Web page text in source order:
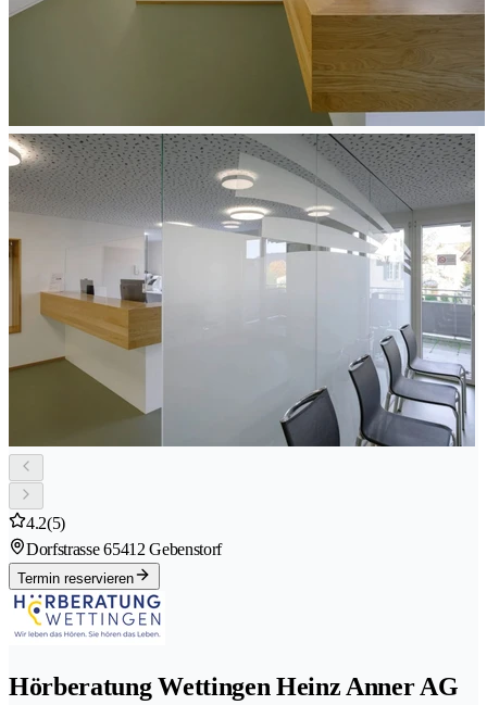
4.2(5)
Dorfstrasse 65412 Gebenstorf
Termin reservieren
Hörberatung Wettingen Heinz Anner AG